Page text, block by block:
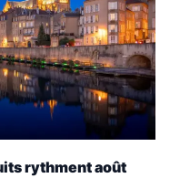
rythment août